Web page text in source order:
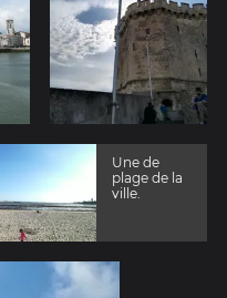
Une de
plage de la
ville.